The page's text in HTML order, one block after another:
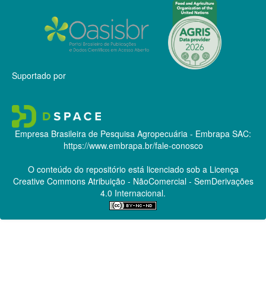
Suportado por
Empresa Brasileira de Pesquisa Agropecuária - Embrapa SAC:
https://www.embrapa.br/fale-conosco
O conteúdo do repositório está licenciado sob a Licença
Creative CommonsAtribuição - NãoComercial - SemDerivações
4.0 Internacional.